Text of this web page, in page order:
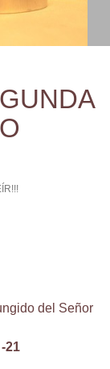
del Señor
21